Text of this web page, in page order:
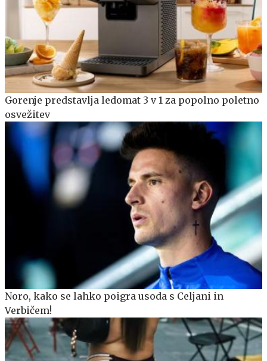
Gorenje predstavlja ledomat 3 v 1 za popolno poletno
osvežitev
Noro, kako se lahko poigra usoda s Celjani in
Verbičem!